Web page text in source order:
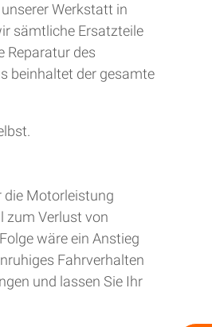
Werkstatt in
sämtliche Ersatzteile
Reparatur des
beinhaltet der gesamte
die Motorleistung
zum Verlust von
wäre ein Anstieg
Fahrverhalten
und lassen Sie Ihr